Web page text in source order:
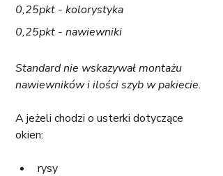
0,25pkt - kolorystyka
0,25pkt - nawiewniki
Standard nie wskazywał montażu
nawiewników i ilości szyb w pakiecie.
A jeżeli chodzi o usterki dotyczące
okien:
rysy